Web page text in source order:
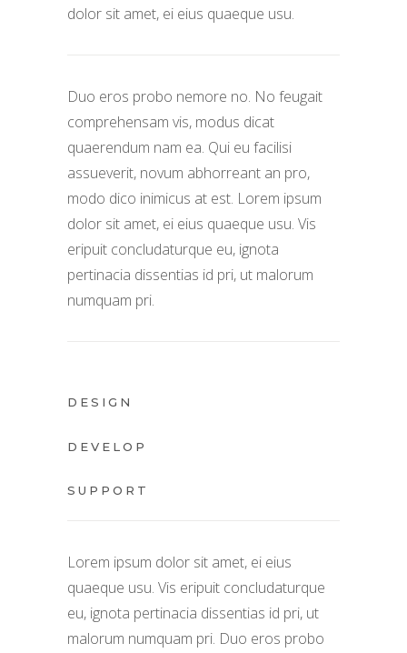
dolor sit amet, ei eius quaeque usu.
Duo eros probo nemore no. No feugait
comprehensam vis, modus dicat
quaerendum nam ea. Qui eu facilisi
assueverit, novum abhorreant an pro,
modo dico inimicus at est. Lorem ipsum
dolor sit amet, ei eius quaeque usu. Vis
eripuit concludaturque eu, ignota
pertinacia dissentias id pri, ut malorum
numquam pri.
DESIGN
DEVELOP
SUPPORT
Lorem ipsum dolor sit amet, ei eius
quaeque usu. Vis eripuit concludaturque
eu, ignota pertinacia dissentias id pri, ut
malorum numquam pri. Duo eros probo